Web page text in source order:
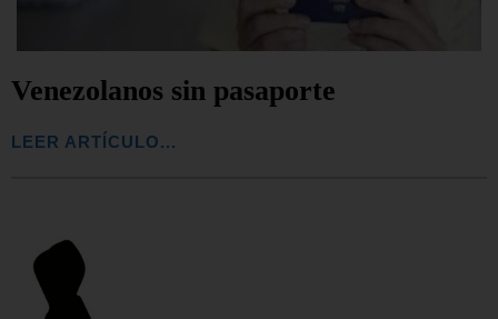
Venezolanos sin pasaporte
LEER ARTÍCULO...